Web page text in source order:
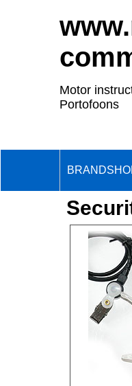
Motor
Portofoons